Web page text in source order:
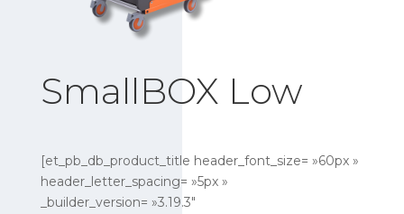
SmallBOX Low
[et_pb_db_product_title header_font_size= »60px »
header_letter_spacing= »5px »
_builder_version= »3.19.3″